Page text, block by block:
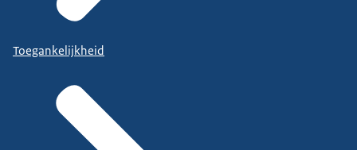
Toegankelijkheid